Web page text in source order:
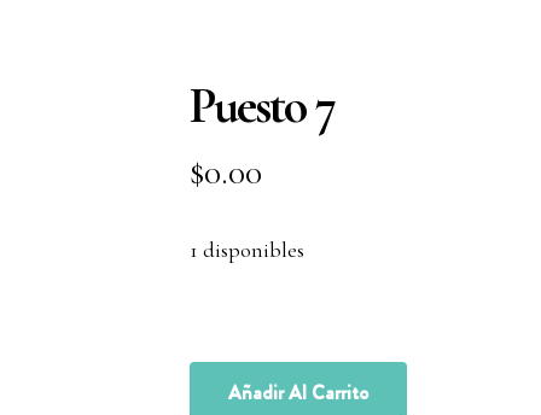
Puesto 7
$0.00
1 disponibles
Añadir Al Carrito